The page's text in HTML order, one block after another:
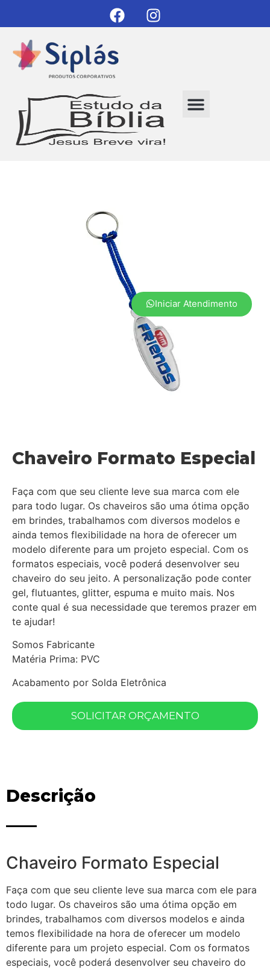
Chaveiro Formato Especial
SOLICITAR ORÇAMENTO
Faça com que seu cliente leve sua marca com ele
para todo lugar. Os chaveiros são uma ótima opção
em brindes, trabalhamos com diversos modelos e
ainda temos flexibilidade na hora de oferecer um
modelo diferente para um projeto especial. Com os
formatos especiais, você poderá desenvolver seu
chaveiro do seu jeito. A personalização pode conter
gel, flutuantes, glitter, espuma e muito mais. Nos
conte qual é sua necessidade que teremos prazer em
te ajudar!
Somos Fabricante
Matéria Prima: PVC
Acabamento por Solda Eletrônica
Descrição
Chaveiro Formato Especial
Faça com que seu cliente leve sua marca com ele para
todo lugar. Os chaveiros são uma ótima opção em
brindes, trabalhamos com diversos modelos e ainda
temos flexibilidade na hora de oferecer um modelo
diferente para um projeto especial. Com os formatos
especiais, você poderá desenvolver seu chaveiro do
Iniciar Atendimento